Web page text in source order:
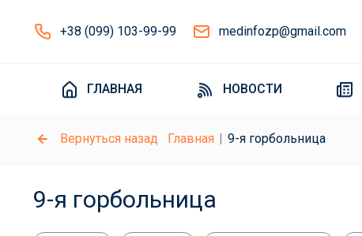
+38 (099) 103-99-99 medinfozp@gmail.com
ГЛАВНАЯ НОВОСТИ
Вернуться назад Главная 9-я горбольница
9-я горбольница